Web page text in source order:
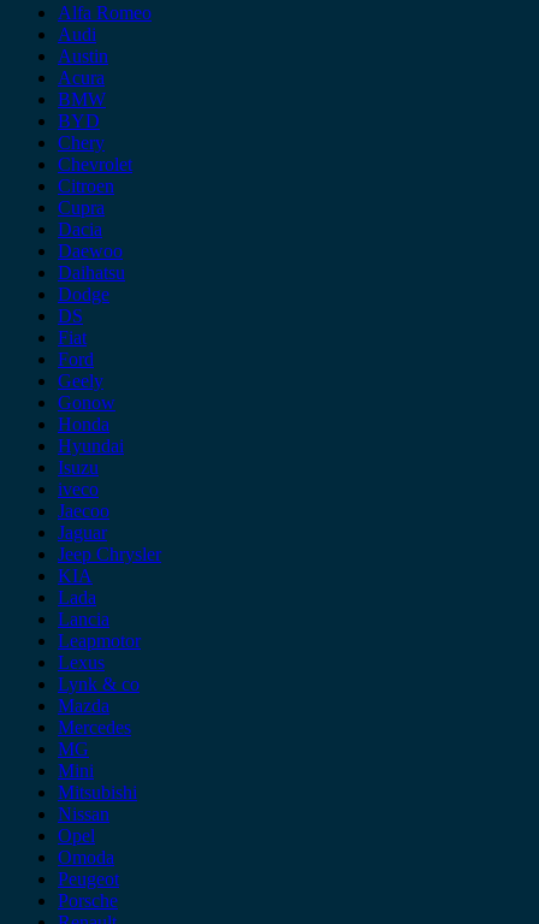
Alfa Romeo
Audi
Austin
Acura
BMW
BYD
Chery
Chevrolet
Citroen
Cupra
Dacia
Daewoo
Daihatsu
Dodge
DS
Fiat
Ford
Geely
Gonow
Honda
Hyundai
Isuzu
iveco
Jaecoo
Jaguar
Jeep Chrysler
KIA
Lada
Lancia
Leapmotor
Lexus
Lynk & co
Mazda
Mercedes
MG
Mini
Mitsubishi
Nissan
Opel
Omoda
Peugeot
Porsche